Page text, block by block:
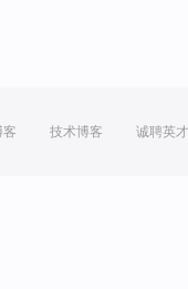
客 技术博客 诚聘英才